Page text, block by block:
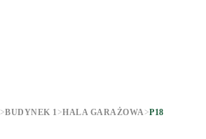
>BUDYNEK 1 >HALA GARAŻOWA>P18